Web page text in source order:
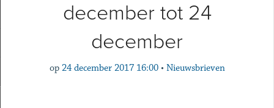
december tot 24
december
op 24 december 2017 16:00 • Nieuwsbrieven